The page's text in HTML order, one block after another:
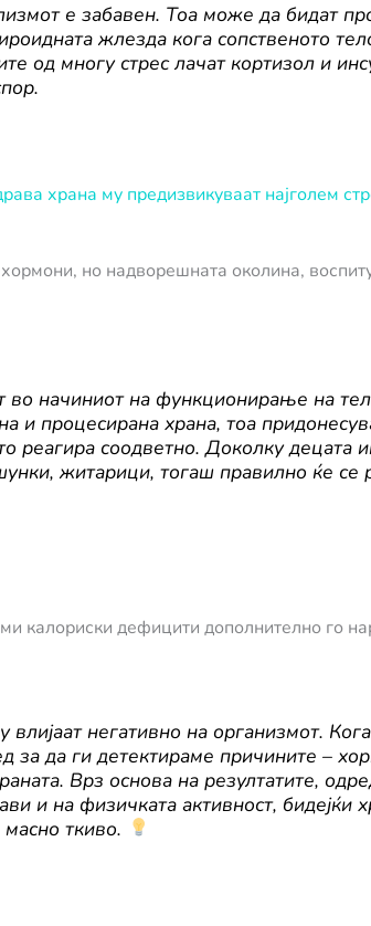
е забавен. Тоа може да бидат
жлезда кога сопственото
од многу стрес лачат кортизол и
храна му предизвикуваат најголем
но надворешната околина,
во начиниот на функционирање на
и процесирана храна, тоа
реагира соодветно. Доколку децата
житарици, тогаш правилно ќе се
калориски дефицити дополнително го
негативно на организмот.
да ги детектираме причините –
Врз основа на резултатите,
и на физичката активност, бидејќи
ткиво.